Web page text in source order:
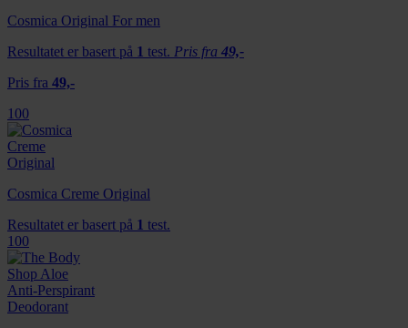
Cosmica Original For men
Resultatet er basert på 1 test. Pris fra 49,-
Pris fra 49,-
100
Cosmica Creme Original
Resultatet er basert på 1 test.
100